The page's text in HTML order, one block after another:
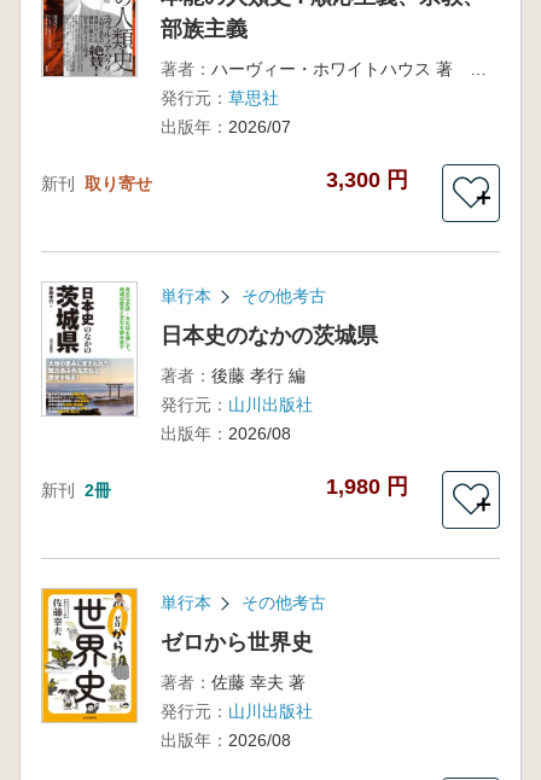
部族主義
著者：
発行元： 草思社
出版年： 2026/07
新刊 取り寄せ 3,300 円
＋
単行本 その他考古
日本史のなかの茨城県
著者： 後藤 孝行 編
発行元： 山川出版社
出版年： 2026/08
新刊 2冊 1,980 円
＋
単行本 その他考古
ゼロから世界史
著者： 佐藤 幸夫 著
発行元： 山川出版社
出版年： 2026/08